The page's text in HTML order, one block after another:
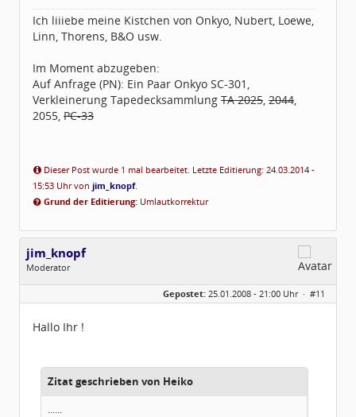
Ich liiiebe meine Kistchen von Onkyo, Nubert, Loewe,
Linn, Thorens, B&O usw.
Im Moment abzugeben:
Auf Anfrage (PN): Ein Paar Onkyo SC-301,
Verkleinerung Tapedecksammlung TA 2025 2044
2055, PC-33
Dieser Post wurde 1 mal bearbeitet. Letzte Editierung: 24.03.2014 -
15:53 Uhr von jim_knopf.
Grund der Editierung: Umlautkorrektur
jim_knopf
Moderator
Geschlecht:
keine Angabe
Beiträge:
1031
Gepostet: 25.01.2008 - 21:00 Uhr · #11
Hallo Ihr !
Zitat geschrieben von Heiko
......